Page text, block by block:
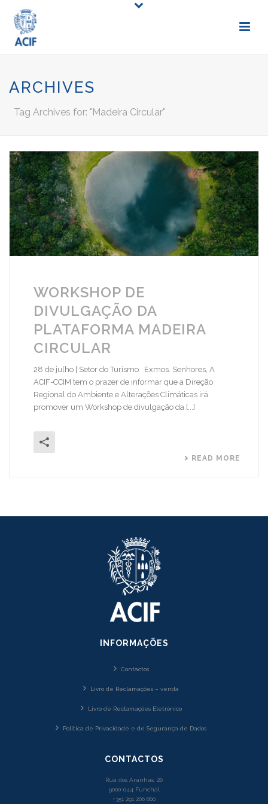
ARCHIVES
Tag Archives for: "Madeira Circular"
WORKSHOP DE
DIVULGAÇÃO DA
PLATAFORMA MADEIRA
CIRCULAR
28 de julho | Setor do Turismo Exmos. Senhores, A
ACIF-CCIM tem o prazer de informar que a Direção
Regional do Ambiente e Alterações Climáticas irá
promover um Workshop de divulgação da [...]
READ MORE
INFORMAÇÕES
Contactos
Livro de Reclamações – venda
Livro de Reclamações Eletrónico
Política de Privacidade e de Segurança de Dados
CONTACTOS
Rua dos Aranhas, 26
9000-044 Funchal
+351 291 206 800